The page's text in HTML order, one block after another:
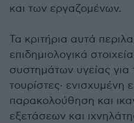
και των εργαζομένων.
Τα κριτήρια αυτά
επιδημιολογικά
συστημάτων υγείας για
τουρίστες· ενισχυμένη
παρακολούθηση και
εξετάσεων και